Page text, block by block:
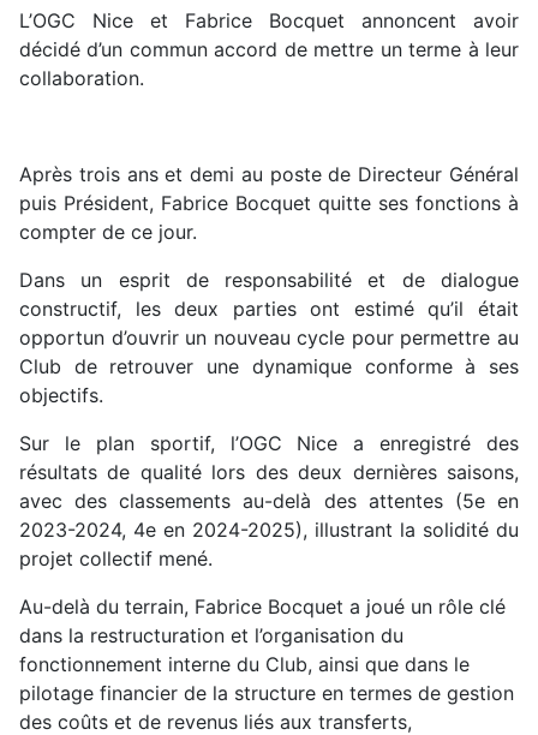
L’OGC Nice et Fabrice Bocquet annoncent avoir
décidé d’un commun accord de mettre un terme à leur
collaboration.
Après trois ans et demi au poste de Directeur Général
puis Président, Fabrice Bocquet quitte ses fonctions à
compter de ce jour.
Dans un esprit de responsabilité et de dialogue
constructif, les deux parties ont estimé qu’il était
opportun d’ouvrir un nouveau cycle pour permettre au
Club de retrouver une dynamique conforme à ses
objectifs.
Sur le plan sportif, l’OGC Nice a enregistré des
résultats de qualité lors des deux dernières saisons,
avec des classements au-delà des attentes (5e en
2023-2024, 4e en 2024-2025), illustrant la solidité du
projet collectif mené.
Au-delà du terrain, Fabrice Bocquet a joué un rôle clé
dans la restructuration et l’organisation du
fonctionnement interne du Club, ainsi que dans le
pilotage financier de la structure en termes de gestion
des coûts et de revenus liés aux transferts,